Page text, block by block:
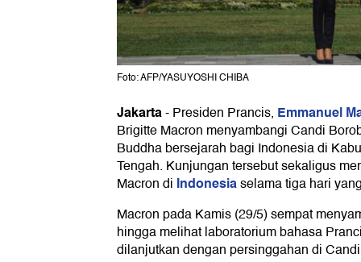
Foto: AFP/YASUYOSHI CHIBA
Jakarta-Presiden Prancis, Emmanuel
Brigitte Macron menyambangi Candi
Buddha bersejarah bagi Indonesia di
Tengah. Kunjungan tersebut sekaligus
Macron di Indonesiaselama tiga hari
Macron pada Kamis (29/5) sempat
hingga melihat laboratorium bahasa
dilanjutkan dengan persinggahan di